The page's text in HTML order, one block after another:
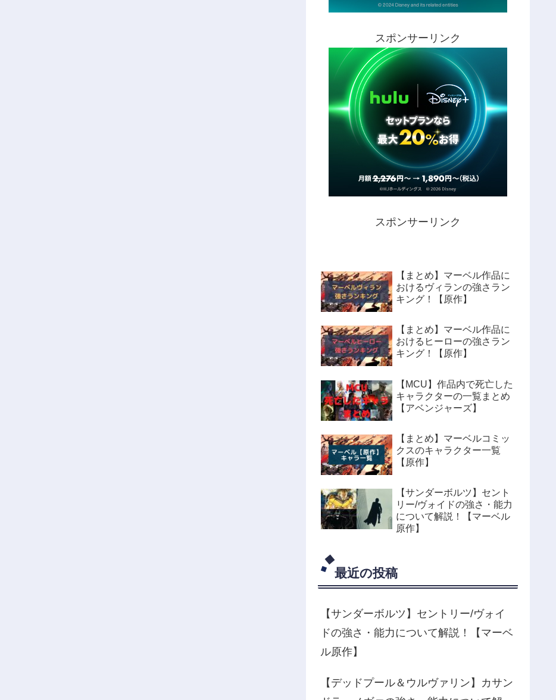
スポンサーリンク
スポンサーリンク
【まとめ】マーベル作品に
おけるヴィランの強さラン
キング！【原作】
【まとめ】マーベル作品に
おけるヒーローの強さラン
キング！【原作】
【MCU】作品内で死亡した
キャラクターの一覧まとめ
【アベンジャーズ】
【まとめ】マーベルコミッ
クスのキャラクター一覧
【原作】
【サンダーボルツ】セント
リー/ヴォイドの強さ・能力
について解説！【マーベル
原作】
最近の投稿
【サンダーボルツ】セントリー/ヴォイ
ドの強さ・能力について解説！【マーベ
ル原作】
【デッドプール＆ウルヴァリン】カサン